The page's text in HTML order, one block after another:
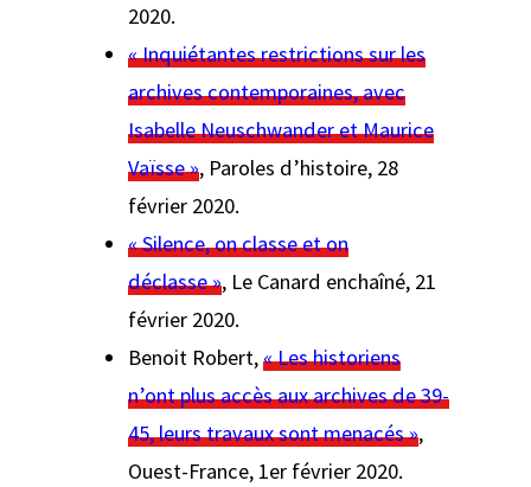
2020.
« Inquiétantes restrictions sur les
archives contemporaines, avec
Isabelle Neuschwander et Maurice
Vaïsse », Paroles d’histoire, 28
février 2020.
« Silence, on classe et on
déclasse », Le Canard enchaîné, 21
février 2020.
Benoit Robert,« Les historiens
n’ont plus accès aux archives de 39-
45, leurs travaux sont menacés »,
Ouest-France, 1er février 2020.